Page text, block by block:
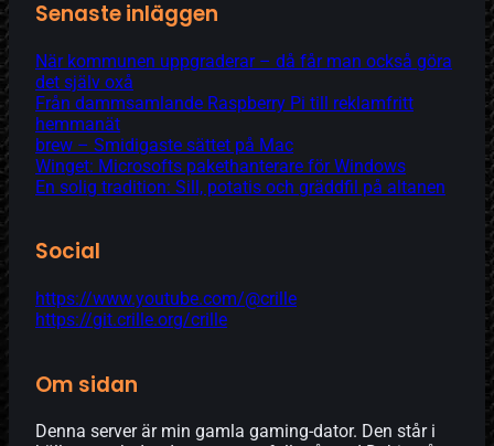
Senaste inläggen
När kommunen uppgraderar – då får man också göra
det själv oxå
Från dammsamlande Raspberry Pi till reklamfritt
hemmanät
brew – Smidigaste sättet på Mac
Winget: Microsofts pakethanterare för Windows
En solig tradition: Sill, potatis och gräddfil på altanen
Social
https://www.youtube.com/@crille
https://git.crille.org/crille
Om sidan
Denna server är min gamla gaming-dator. Den står i